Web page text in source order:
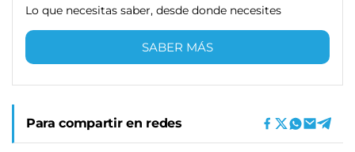
Lo que necesitas saber, desde donde necesites
SABER MÁS
Para compartir en redes